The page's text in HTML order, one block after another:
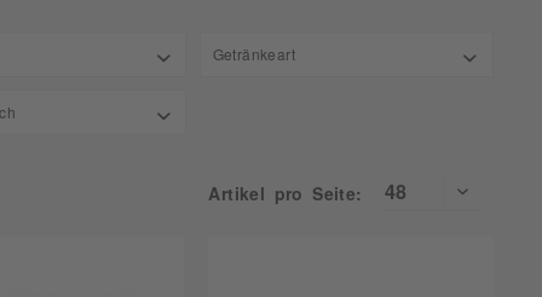
Getränkeart
Artikel pro Seite: